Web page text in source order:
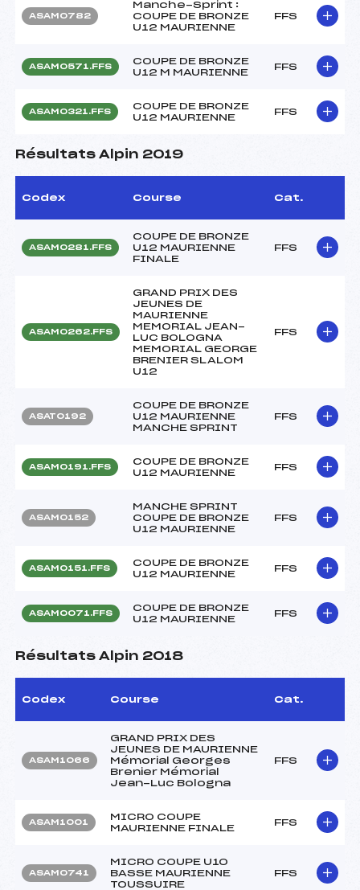
ASAM0782
Manche-Sprint :
COUPE DE BRONZE
U12 MAURIENNE
FFS
ASAM0571.FFS
COUPE DE BRONZE
U12 M MAURIENNE
FFS
ASAM0321.FFS
COUPE DE BRONZE
U12 MAURIENNE
FFS
Résultats Alpin 2019
Codex Course Cat.
ASAM0281.FFS
COUPE DE BRONZE
U12 MAURIENNE
FINALE
FFS
ASAM0262.FFS
GRAND PRIX DES
JEUNES DE
MAURIENNE
MEMORIAL JEAN-
LUC BOLOGNA
MEMORIAL GEORGE
BRENIER SLALOM
U12
FFS
ASAT0192
COUPE DE BRONZE
U12 MAURIENNE
MANCHE SPRINT
FFS
ASAM0191.FFS
COUPE DE BRONZE
U12 MAURIENNE
FFS
ASAM0152
MANCHE SPRINT
COUPE DE BRONZE
U12 MAURIENNE
FFS
ASAM0151.FFS
COUPE DE BRONZE
U12 MAURIENNE
FFS
ASAM0071.FFS
COUPE DE BRONZE
U12 MAURIENNE
FFS
Résultats Alpin 2018
Codex Course Cat.
ASAM1066
GRAND PRIX DES
JEUNES DE MAURIENNE
Mémorial Georges
Brenier Mémorial
Jean-Luc Bologna
FFS
ASAM1001
MICRO COUPE
MAURIENNE FINALE
FFS
ASAM0741
MICRO COUPE U10
BASSE MAURIENNE
TOUSSUIRE
FFS